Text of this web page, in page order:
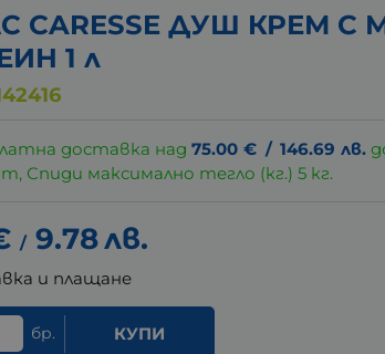
CARESSE ДУШ КРЕМ С
1 л
доставка над75.00 € / 146.69 лв.
Спиди максимално тегло (кг.) 5 кг.
/ 9.78лв.
и плащане
бр. КУПИ